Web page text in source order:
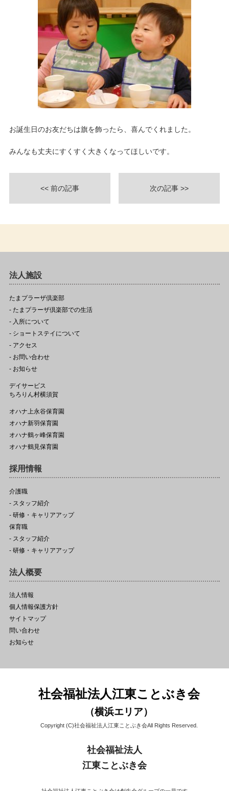
お誕生日のお友だちは旗を飾ったら、喜んでくれました。
みんなも丈夫にすくすく大きくなってほしいです。
<< 前の記事 次の記事 >>
法人施設
たまプラーザ倶楽部
- たまプラーザ倶楽部での生活
- 入所について
- ショートステイについて
- アクセス
- お問い合わせ
- お知らせ
デイサービス
ちろりん村横須賀
オハナ上永谷保育園
オハナ新羽保育園
オハナ鶴ヶ峰保育園
オハナ鶴見保育園
採用情報
介護職
- スタッフ紹介
- 研修・キャリアアップ
保育職
- スタッフ紹介
- 研修・キャリアアップ
法人概要
法人情報
個人情報保護方針
サイトマップ
問い合わせ
お知らせ
社会福祉法人江東ことぶき会
（横浜エリア）
Copyright (C)社会福祉法人江東ことぶき会All Rights Reserved.
社会福祉法人
江東ことぶき会